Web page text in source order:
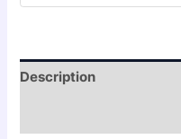
Description